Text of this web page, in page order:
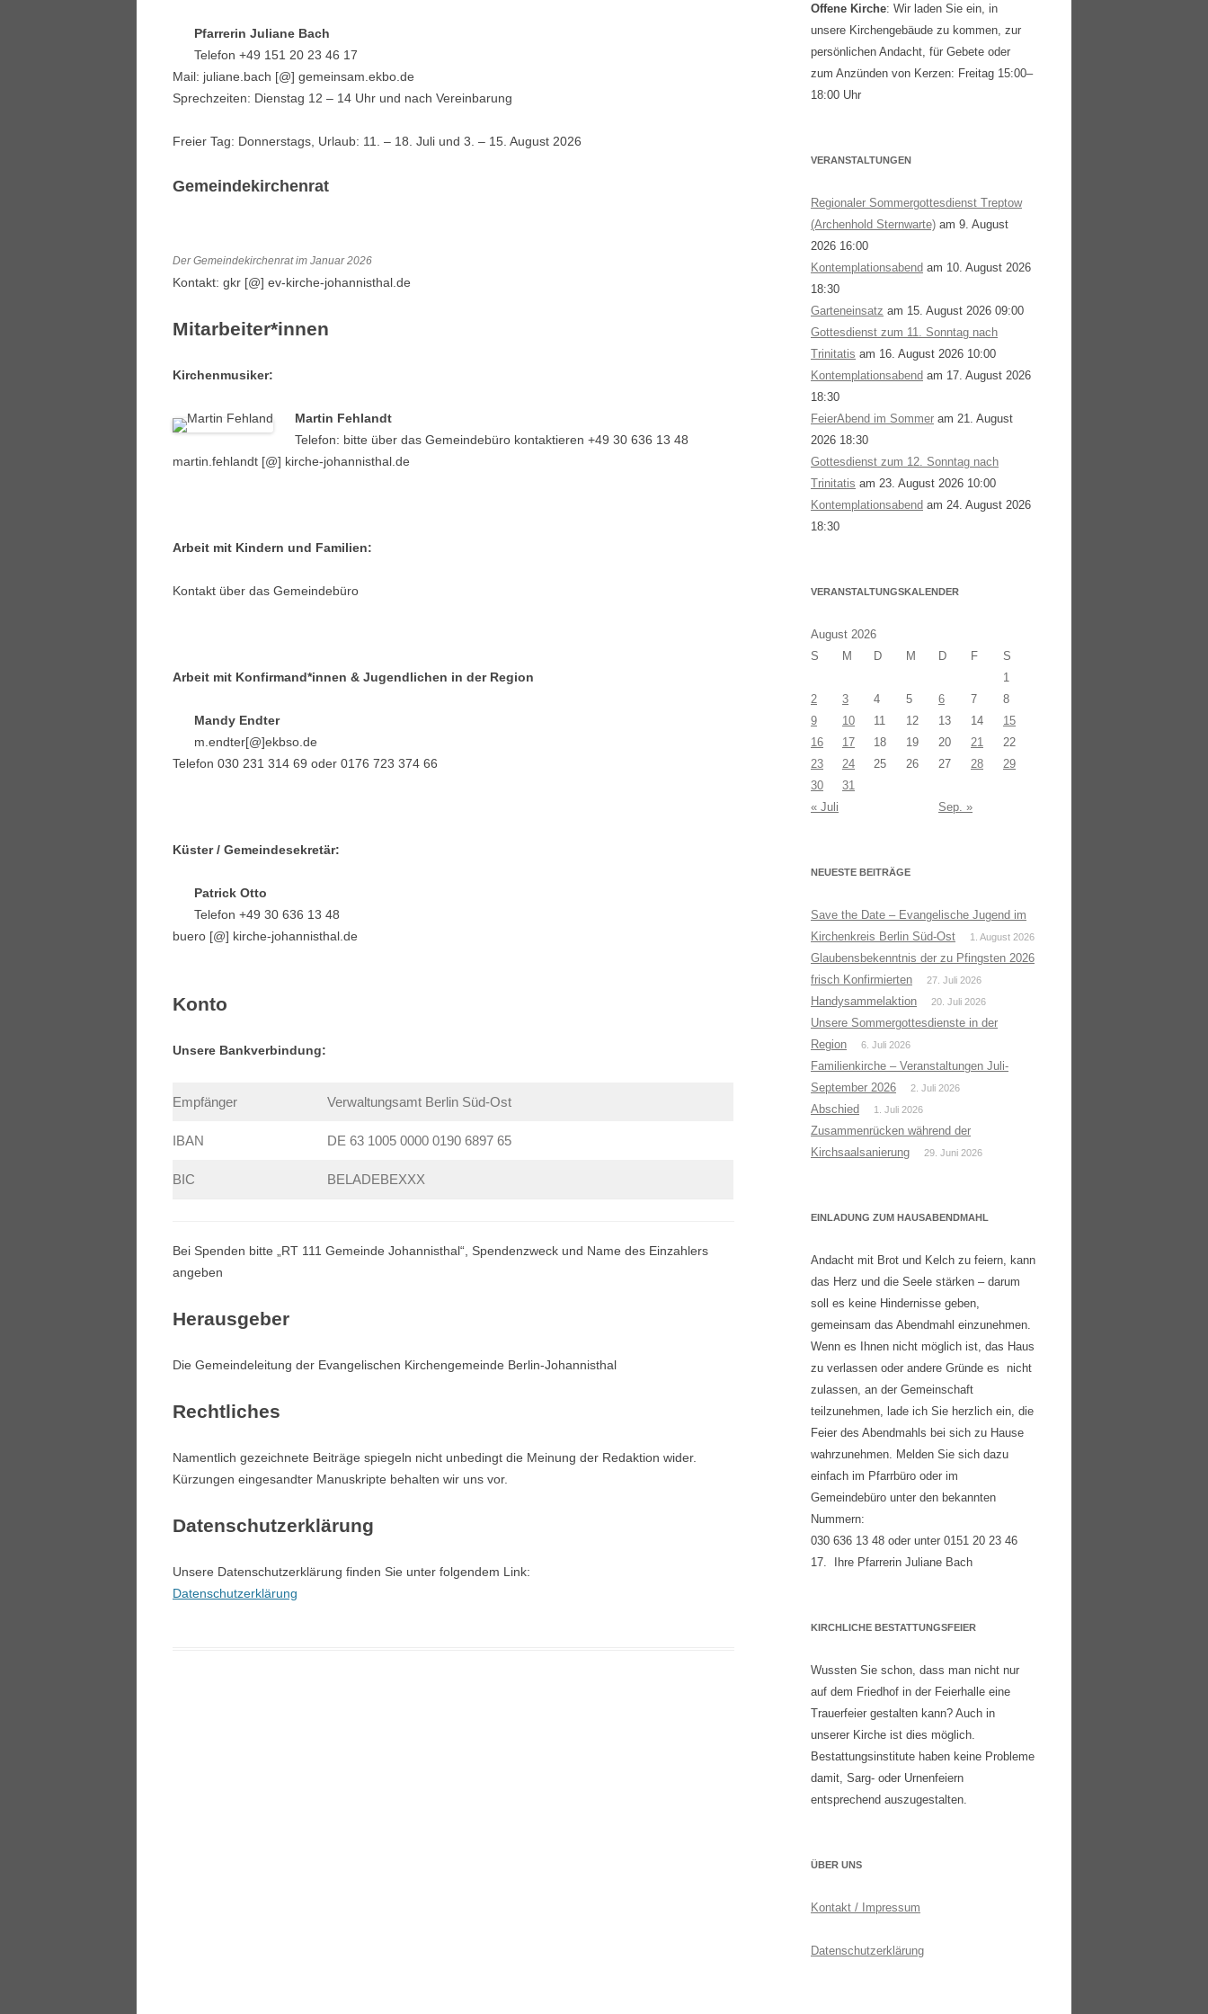
Pfarrerin Juliane Bach
Telefon +49 151 20 23 46 17
Mail: juliane.bach [@] gemeinsam.ekbo.de
Sprechzeiten: Dienstag 12 – 14 Uhr und nach Vereinbarung
Freier Tag: Donnerstags, Urlaub: 11. – 18. Juli und 3. – 15. August 2026
Gemeindekirchenrat
Der Gemeindekirchenrat im Januar 2026
Kontakt: gkr [@] ev-kirche-johannisthal.de
Mitarbeiter*innen
Kirchenmusiker:
Martin Fehlandt
Telefon: bitte über das Gemeindebüro kontaktieren +49 30 636 13 48
martin.fehlandt [@] kirche-johannisthal.de
Arbeit mit Kindern und Familien:
Kontakt über das Gemeindebüro
Arbeit mit Konfirmand*innen & Jugendlichen in der Region
Mandy Endter
m.endter[@]ekbso.de
Telefon 030 231 314 69 oder 0176 723 374 66
Küster / Gemeindesekretär:
Patrick Otto
Telefon +49 30 636 13 48
buero [@] kirche-johannisthal.de
Konto
Unsere Bankverbindung:
Empfänger Verwaltungsamt Berlin Süd-Ost
IBAN DE 63 1005 0000 0190 6897 65
BIC BELADEBEXXX
Bei Spenden bitte „RT 111 Gemeinde Johannisthal“, Spendenzweck und Name des Einzahlers
angeben
Herausgeber
Die Gemeindeleitung der Evangelischen Kirchengemeinde Berlin-Johannisthal
Rechtliches
Namentlich gezeichnete Beiträge spiegeln nicht unbedingt die Meinung der Redaktion wider.
Kürzungen eingesandter Manuskripte behalten wir uns vor.
Datenschutzerklärung
Unsere Datenschutzerklärung finden Sie unter folgendem Link:
Datenschutzerklärung
Offene Kirche: Wir laden Sie ein, in
unsere Kirchengebäude zu kommen, zur
persönlichen Andacht, für Gebete oder
zum Anzünden von Kerzen: Freitag 15:00–
18:00 Uhr
VERANSTALTUNGEN
Regionaler Sommergottesdienst Treptow
(Archenhold Sternwarte) am 9. August
2026 16:00
Kontemplationsabend am 10. August 2026
18:30
Garteneinsatz am 15. August 2026 09:00
Gottesdienst zum 11. Sonntag nach
Trinitatis am 16. August 2026 10:00
Kontemplationsabend am 17. August 2026
18:30
FeierAbend im Sommer am 21. August
2026 18:30
Gottesdienst zum 12. Sonntag nach
Trinitatis am 23. August 2026 10:00
Kontemplationsabend am 24. August 2026
18:30
VERANSTALTUNGSKALENDER
August 2026
S
M D M D F
S
1
2
3 4 5 6 7
8
9
10 11 12 13 14
15
16
17 18 19 20 21
22
23
24 25 26 27 28
29
30
31
« Juli
Sep. »
NEUESTE BEITRÄGE
Save the Date – Evangelische Jugend im
Kirchenkreis Berlin Süd-Ost
1. August 2026
Glaubensbekenntnis der zu Pfingsten 2026
frisch Konfirmierten
27. Juli 2026
Handysammelaktion 20. Juli 2026
Unsere Sommergottesdienste in der
Region
6. Juli 2026
Familienkirche – Veranstaltungen Juli-
September 2026
2. Juli 2026
Abschied 1. Juli 2026
Zusammenrücken während der
Kirchsaalsanierung
29. Juni 2026
EINLADUNG ZUM HAUSABENDMAHL
Andacht mit Brot und Kelch zu feiern, kann
das Herz und die Seele stärken – darum
soll es keine Hindernisse geben,
gemeinsam das Abendmahl einzunehmen.
Wenn es Ihnen nicht möglich ist, das Haus
zu verlassen oder andere Gründe es nicht
zulassen, an der Gemeinschaft
teilzunehmen, lade ich Sie herzlich ein, die
Feier des Abendmahls bei sich zu Hause
wahrzunehmen. Melden Sie sich dazu
einfach im Pfarrbüro oder im
Gemeindebüro unter den bekannten
Nummern:
030 636 13 48 oder unter 0151 20 23 46
17. Ihre Pfarrerin Juliane Bach
KIRCHLICHE BESTATTUNGSFEIER
Wussten Sie schon, dass man nicht nur
auf dem Friedhof in der Feierhalle eine
Trauerfeier gestalten kann? Auch in
unserer Kirche ist dies möglich.
Bestattungsinstitute haben keine Probleme
damit, Sarg- oder Urnenfeiern
entsprechend auszugestalten.
ÜBER UNS
Kontakt / Impressum
Datenschutzerklärung